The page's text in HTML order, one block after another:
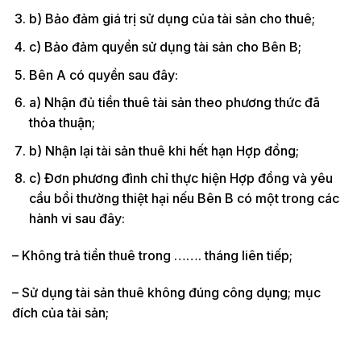
b) Bảo đảm giá trị sử dụng của tài sản cho thuê;
c) Bảo đảm quyền sử dụng tài sản cho Bên B;
Bên A có quyền sau đây:
a) Nhận đủ tiền thuê tài sản theo phương thức đã
thỏa thuận;
b) Nhận lại tài sản thuê khi hết hạn Hợp đồng;
c) Đơn phương đình chỉ thực hiện Hợp đồng và yêu
cầu bồi thường thiệt hại nếu Bên B có một trong các
hành vi sau đây:
– Không trả tiền thuê trong ……. tháng liên tiếp;
– Sử dụng tài sản thuê không đúng công dụng; mục
đích của tài sản;